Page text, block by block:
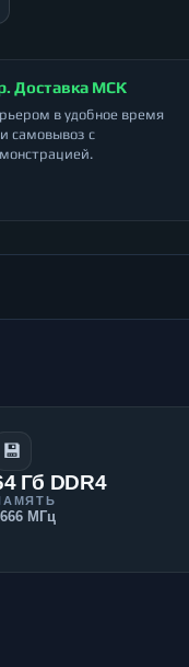
Доставка МСК
в удобное время
самовывоз с
💾
Гб DDR4
МГц